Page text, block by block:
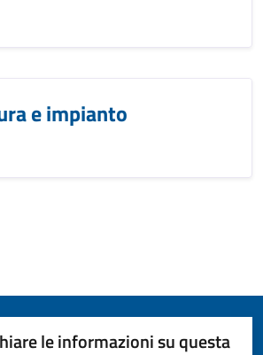
e impianto
le informazioni su questa